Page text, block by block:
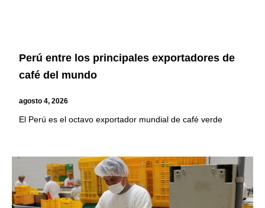
Perú entre los principales exportadores de
café del mundo
agosto 4, 2026
El Perú es el octavo exportador mundial de café verde